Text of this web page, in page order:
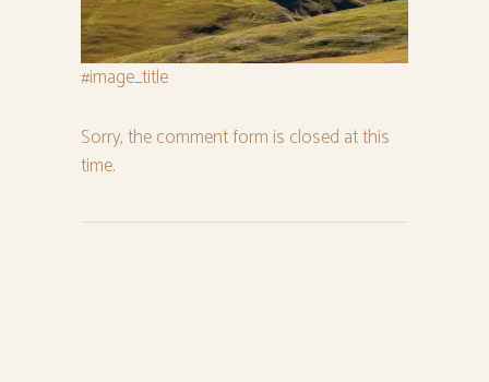
#image_title
Sorry, the comment form is closed at this
time.